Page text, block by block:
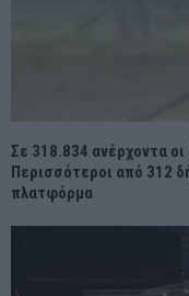
Σε 318.834 ανέρχοντα
Περισσότεροι από 312
πλατφόρμα